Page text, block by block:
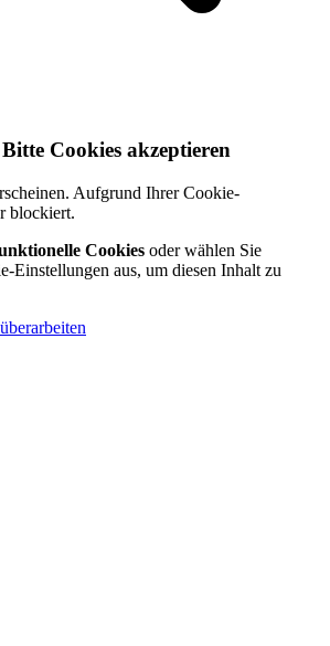
Cookies akzeptieren
Aufgrund Ihrer Cookie-
blockiert.
Cookies oder wählen Sie
Einstellungen aus, um diesen Inhalt zu